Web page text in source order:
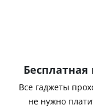
Все гаджеты
не нужно